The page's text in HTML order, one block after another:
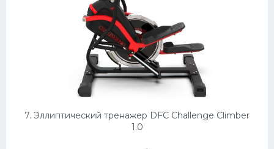
7. Эллиптический тренажер DFC Challenge Climber
1.0